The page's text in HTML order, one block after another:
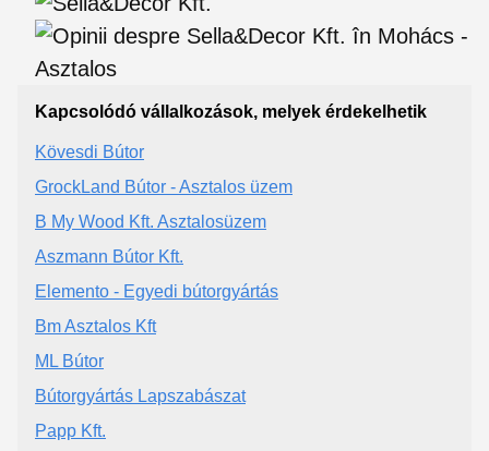
Kapcsolódó vállalkozások, melyek érdekelhetik
Kövesdi Bútor
GrockLand Bútor - Asztalos üzem
B My Wood Kft. Asztalosüzem
Aszmann Bútor Kft.
Elemento - Egyedi bútorgyártás
Bm Asztalos Kft
ML Bútor
Bútorgyártás Lapszabászat
Papp Kft.